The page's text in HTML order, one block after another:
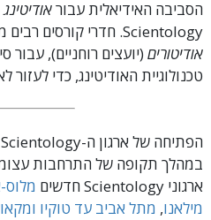
הסביבה האידיאלית עבוראודיטינג
Scientology. חדרי קורסים רבים מוקדשים גם להכשרה של
אודיטורים(יועצים רוחניים), עבור
טכנולוגיית האודיטינג, כדי לעזור
ארגוני Scientology חדשים
מילאנו, מתל אביב עד טוקיו